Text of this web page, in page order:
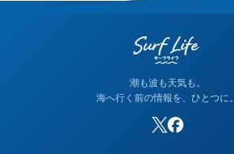
潮も波も天気も。
海へ行く前の情報を、ひとつに。